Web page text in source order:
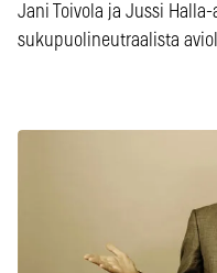
Jani Toivola ja Jussi
sukupuolineutraalista